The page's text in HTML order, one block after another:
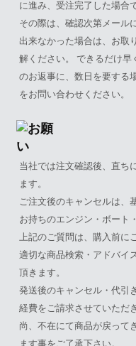
に進み、受注完了した場合
その際は、確認次第メール
出来なかった場合は、お取
解ください。 できるだけ
のお返事に、数日を要する
をお問い合わせください。
当社では注文確認後、直ち
ます。
ご注文後のキャンセルは、
お持ちのエンジン・ボート
上記のご質問は、購入前に
適切な商品検索・アドバイ
頂きます。
発送後のキャンセル・代引
経費をご請求させていただ
尚、不在にて商品が戻って
ます事をご了承下さい。